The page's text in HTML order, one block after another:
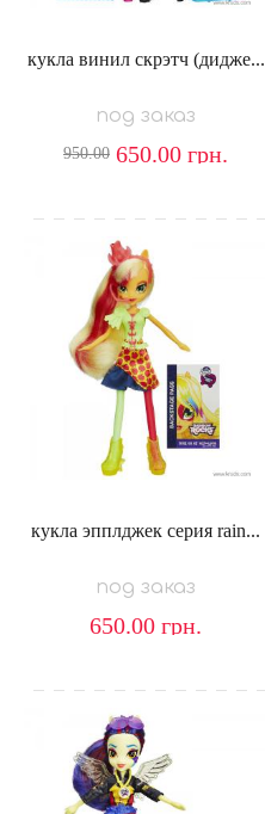
кукла винил скрэтч (дидже...
под заказ
950.00 650.00 грн.
кукла эпплджек серия rain...
под заказ
650.00 грн.